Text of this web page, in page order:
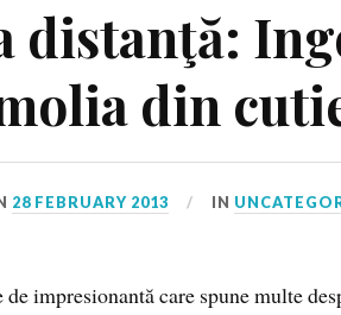
distanţă:
din
28 FEBRUARY 2013 IN
impresionantă care spune multe